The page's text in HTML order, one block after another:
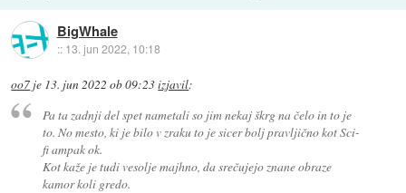
BigWhale
:: 13. jun 2022, 10:18
oo7 je 13. jun 2022 ob 09:23izjavil:
Pa ta zadnji del spet nametali so jim nekaj škrg na čelo in to je
to. No mesto, ki je bilo v zraku to je sicer bolj pravljično kot Sci-
fi ampak ok.
Kot kaže je tudi vesolje majhno, da srečujejo znane obraze
kamor koli gredo.